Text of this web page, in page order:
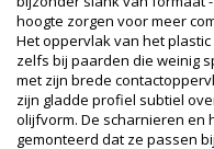
hoogte zorgen voor meer
Het oppervlak van het
zelfs bij paarden die weinig
met zijn brede
zijn gladde profiel subtiel
olijfvorm. De scharnieren en
gemonteerd dat ze passen